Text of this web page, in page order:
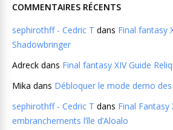
COMMENTAIRES RÉCENTS
sephirothff - Cedric T dans Final fantasy
Shadowbringer
Adreck dans Final fantasy XIV Guide
Mika dans Débloquer le mode demo des
sephirothff - Cedric T dans Final Fantasy
embranchements l’île d’Aloalo